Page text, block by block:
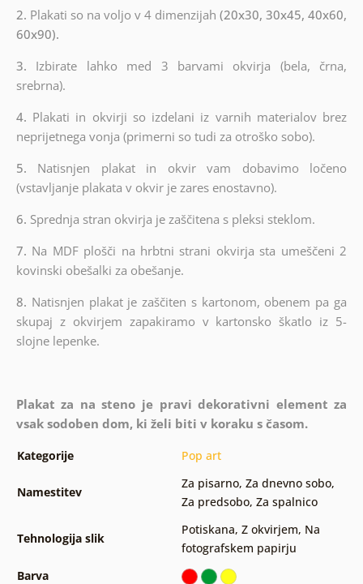
2. Plakati so na voljo v 4 dimenzijah(20x30, 30x45, 40x60,
60x90).
3. Izbirate lahko med 3 barvami okvirja (bela, črna,
srebrna).
4. Plakati in okvirji so izdelani iz varnih materialov brez
neprijetnega vonja (primerni so tudi za otroško sobo).
5. Natisnjen plakat in okvir vam dobavimo ločeno
(vstavljanje plakata v okvir je zares enostavno).
6. Sprednja stran okvirja je zaščitena s pleksi steklom.
7. Na MDF plošči na hrbtni strani okvirja sta umeščeni 2
kovinski obešalki za obešanje.
8. Natisnjen plakat je zaščiten s kartonom, obenem pa ga
skupaj z okvirjem zapakiramo v kartonsko škatlo iz 5-
slojne lepenke.
Plakat za na steno je pravi dekorativni element za
vsak sodoben dom, ki želi biti v koraku s časom.
Kategorije Pop art
Namestitev
Za pisarno, Za dnevno sobo,
Za predsobo, Za spalnico
Tehnologija slik
Potiskana, Z okvirjem, Na
fotografskem papirju
Barva